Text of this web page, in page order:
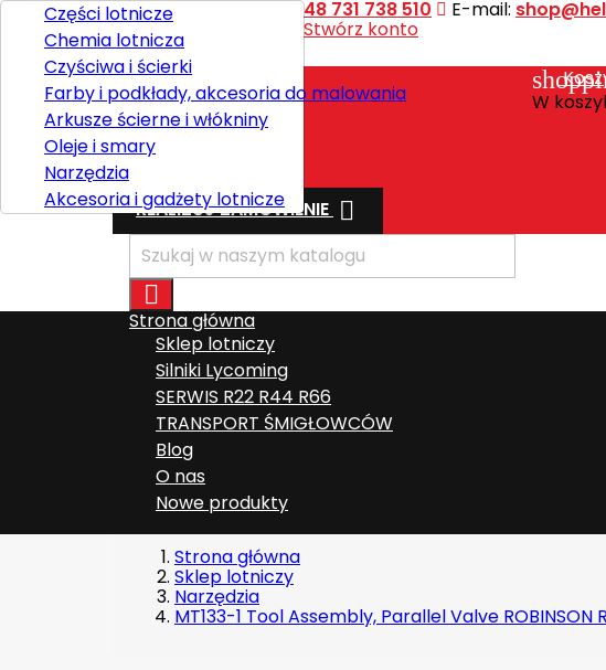
Kontakt Telefon:+48 731 738 510 E-mail:
Witaj,
Stwórz konto
Polski
W
Wysyłka
Razem
REALIZUJ ZAMÓWIENIE 

Strona główna
Sklep lotniczy
Części lotnicze
Chemia lotnicza
Czyściwa i ścierki
Farby i podkłady, akcesoria do malowania
Arkusze ścierne i włókniny
Oleje i smary
Narzędzia
Akcesoria i gadżety lotnicze
Silniki Lycoming
SERWIS R22 R44 R66
TRANSPORT ŚMIGŁOWCÓW
Blog
O nas
Nowe produkty
Strona główna
Sklep lotniczy
Narzędzia
MT133-1 Tool Assembly, Parallel Valve ROBINSON